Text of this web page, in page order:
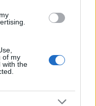
of my
with the